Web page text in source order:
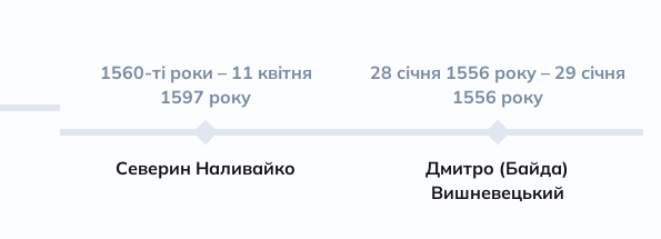
1560-ті роки – 11 квітня
1597 року
Северин Наливайко
28 січня 1556 року – 29 січня
1556 року
Дмитро (Байда)
Вишневецький